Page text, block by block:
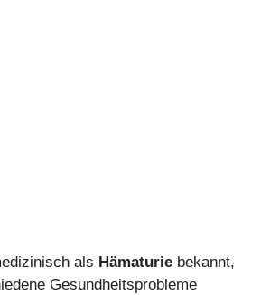
als Hämaturie bekannt,
Gesundheitsprobleme